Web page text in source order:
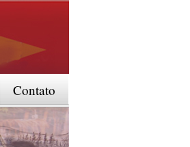
Contato